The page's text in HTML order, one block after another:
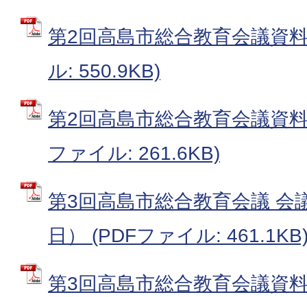
第2回高島市総合教育会議資
ル: 550.9KB)
第2回高島市総合教育会議資
ファイル: 261.6KB)
第3回高島市総合教育会議 会
日） (PDFファイル:
第3回高島市総合教育会議資